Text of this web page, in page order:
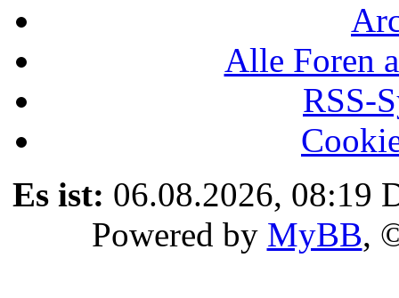
Alle Foren
RSS-
Es ist: 06.08.2026, 08:19
Powered by MyBB,